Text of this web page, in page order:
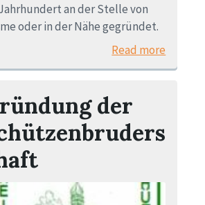
an der Stelle von
oder in der Nähe gegründet.
Read more
der